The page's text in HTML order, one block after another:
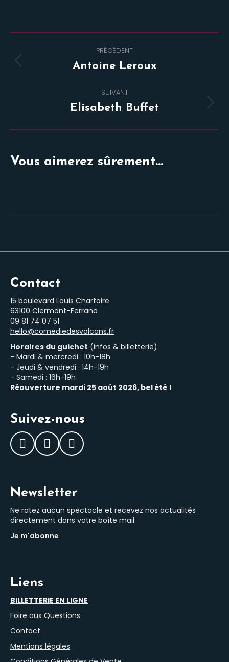
de
PRÉCÉDENT
Onglet
Antoine Leroux
SUIVANT
Projets
Elisabeth Buffet
Vous aimerez sûrement...
Contact
15 boulevard Louis Chartoire
63100 Clermont-Ferrand
‭09 81 74 07 51‬
hello@comediedesvolcans.fr
Horaires du guichet (infos & billetterie)
- Mardi & mercredi : 10h-18h
- Jeudi & vendredi : 14h-19h
- Samedi : 16h-19h
Réouverture mardi 25 août 2026, bel été !
Suivez-nous
Facebook
InstagramLinkedIn
Newsletter
Ne ratez aucun spectacle et recevez nos actualités
directement dans votre boîte mail
Je m'abonne
Liens
BILLETTERIE EN LIGNE
Foire aux Questions
Contact
Mentions légales